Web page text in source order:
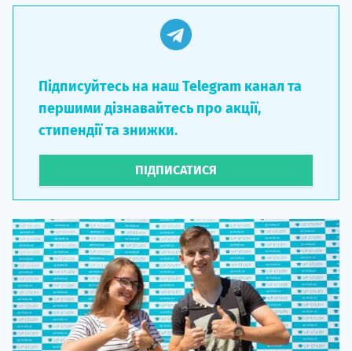
Підписуйтесь на наш Telegram канал та
першими дізнавайтесь про акції,
стипендії та знижки.
ПІДПИСАТИСЯ